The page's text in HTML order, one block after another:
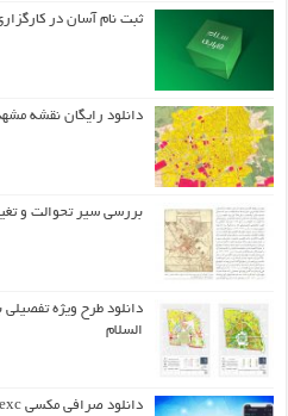
ثبت نام آسان در
دانلود رایگان نقشه مشهد
بررسی سیر تحوالت و
دانلود طرح ويژه
السلام
دانلود صرافی مکسی mexc برای اندروید